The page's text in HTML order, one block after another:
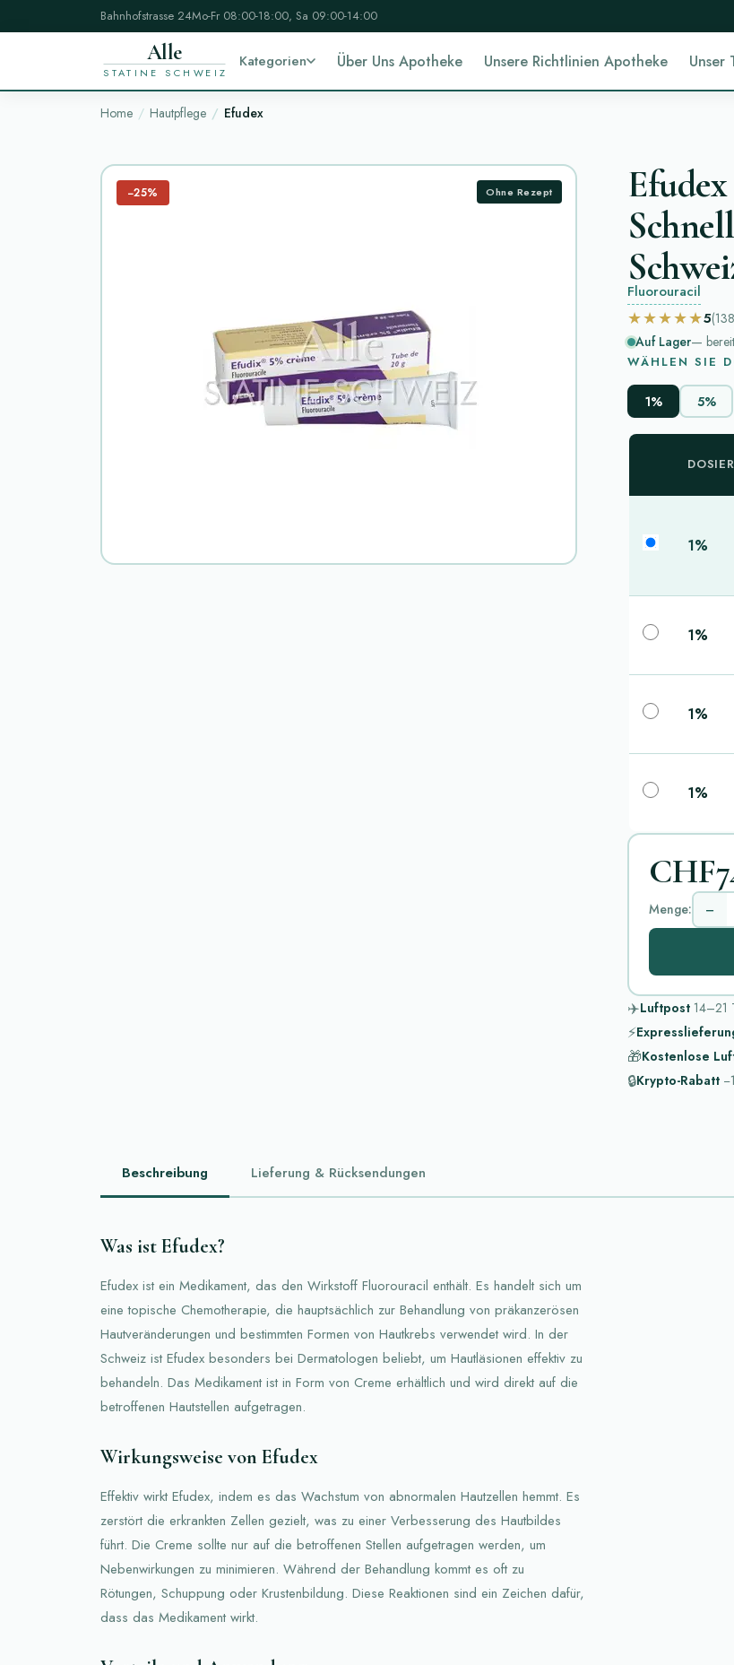
Bahnhofstrasse 24Mo-Fr 08:00-18:00, Sa 09:00-14:00
Alle
STATINE SCHWEIZ
Kategorien Über Uns Apotheke Unsere Richtlinien Apotheke Unser
Home Hautpflege Efudex
−25% Ohne Rezept
Fluorouracil
★★★★★5(138
Auf Lager—
WÄHLEN SIE
1% 5%
1%
1%
1%
1%
Menge: −
✈️Luftpost 14–21
⚡
🎁Kostenlose
🔒Krypto-Rabatt
Beschreibung Lieferung & Rücksendungen
Was ist Efudex?
Efudex ist ein Medikament, das den Wirkstoff Fluorouracil enthält. Es handelt sich um
eine topische Chemotherapie, die hauptsächlich zur Behandlung von präkanzerösen
Hautveränderungen und bestimmten Formen von Hautkrebs verwendet wird. In der
Schweiz ist Efudex besonders bei Dermatologen beliebt, um Hautläsionen effektiv zu
behandeln. Das Medikament ist in Form von Creme erhältlich und wird direkt auf die
betroffenen Hautstellen aufgetragen.
Wirkungsweise von Efudex
Effektiv wirkt Efudex, indem es das Wachstum von abnormalen Hautzellen hemmt. Es
zerstört die erkrankten Zellen gezielt, was zu einer Verbesserung des Hautbildes
führt. Die Creme sollte nur auf die betroffenen Stellen aufgetragen werden, um
Nebenwirkungen zu minimieren. Während der Behandlung kommt es oft zu
Rötungen, Schuppung oder Krustenbildung. Diese Reaktionen sind ein Zeichen dafür,
dass das Medikament wirkt.